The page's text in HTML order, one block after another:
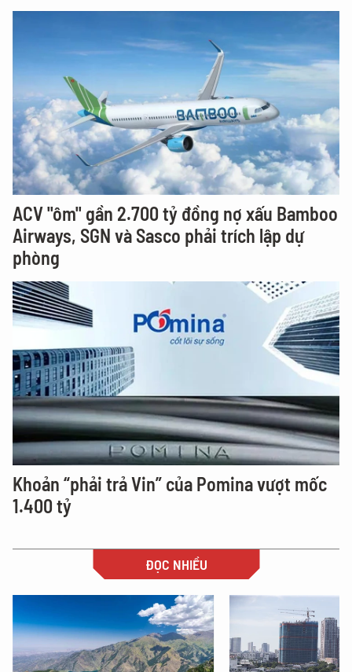
ACV "ôm" gần 2.700 tỷ đồng nợ xấu Bamboo
Airways, SGN và Sasco phải trích lập dự
phòng
Khoản “phải trả Vin” của Pomina vượt mốc
1.400 tỷ
ĐỌC NHIỀU